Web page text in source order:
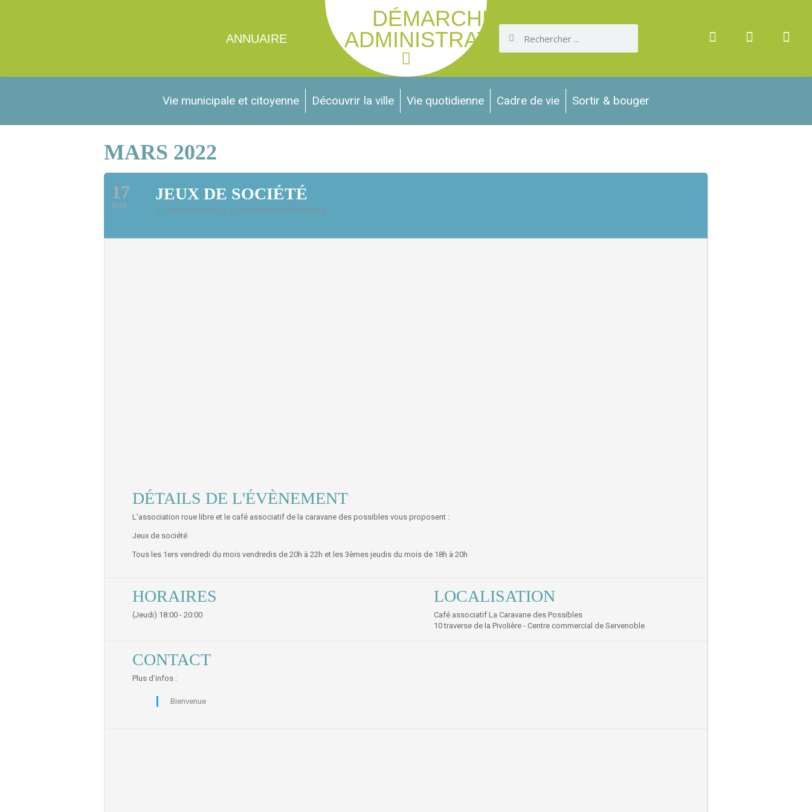
ANNUAIRE
DÉMARCHES
ADMINISTRATIVES
Vie municipale et citoyenne Découvrir la ville Vie quotidienne Cadre de vie Sortir & bouger
MARS 2022
17
MAR
JEUX DE SOCIÉTÉ
Café associatif La Caravane des Possibles
DÉTAILS DE L'ÉVÈNEMENT
L’association roue libre et le café associatif de la caravane des possibles vous proposent :
Jeux de société
Tous les 1ers vendredi du mois vendredis de 20h à 22h et les 3èmes jeudis du mois de 18h à 20h
HORAIRES
(Jeudi) 18:00 - 20:00
LOCALISATION
Café associatif La Caravane des Possibles
10 traverse de la Pivolière - Centre commercial de Servenoble
CONTACT
Plus d’infos :
Bienvenue